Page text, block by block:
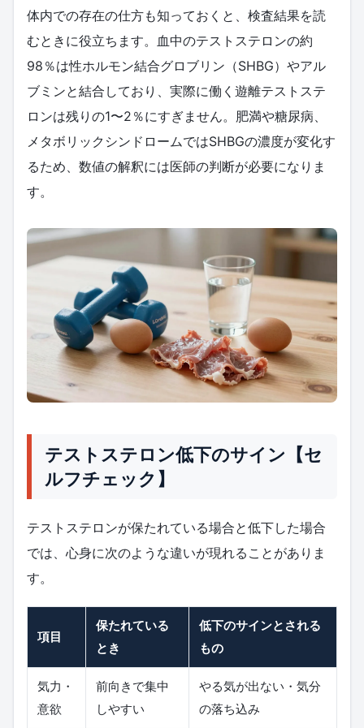
体内での存在の仕方も知っておくと、検査結果を読
むときに役立ちます。血中のテストステロンの約
98％は性ホルモン結合グロブリン（SHBG）やアル
ブミンと結合しており、実際に働く遊離テストステ
ロンは残りの1〜2％にすぎません。肥満や糖尿病、
メタボリックシンドロームではSHBGの濃度が変化す
るため、数値の解釈には医師の判断が必要になりま
す。
テストステロン低下のサイン【セ
ルフチェック】
テストステロンが保たれている場合と低下した場合
では、心身に次のような違いが現れることがありま
す。
項目
保たれている
とき
低下のサインとされる
もの
気力・
意欲
前向きで集中
しやすい
やる気が出ない・気分
の落ち込み